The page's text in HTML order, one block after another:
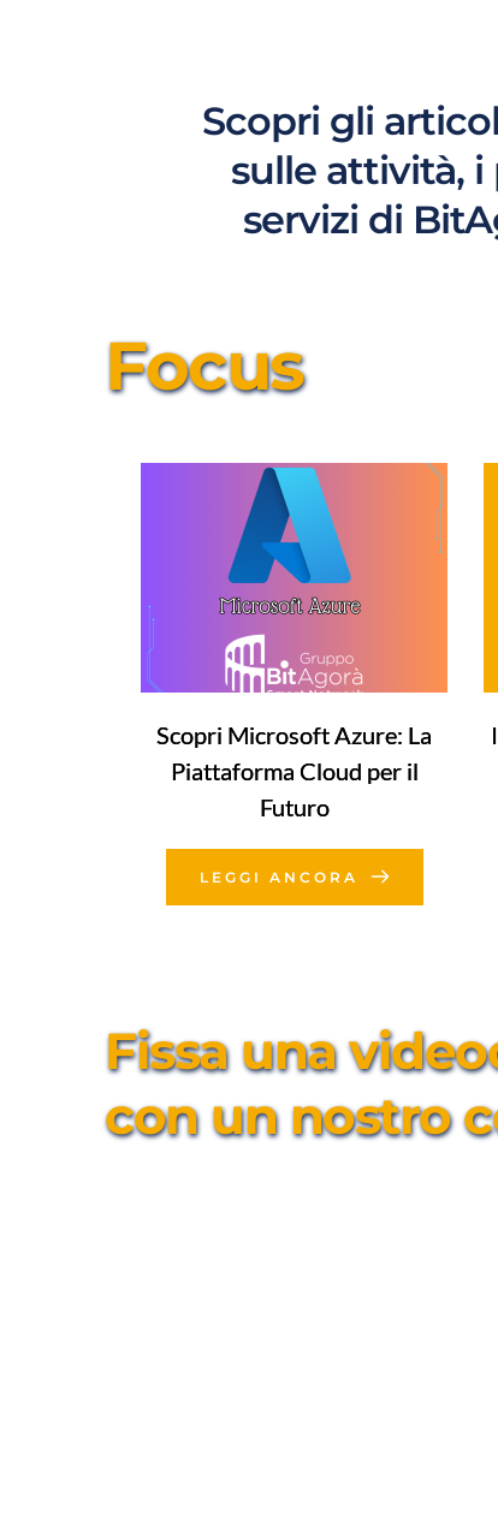
Scopri gli
sulle attività,
servizi di
Focus
Scopri Microsoft Azure: La
Piattaforma Cloud per il
Futuro
LEGGI ANCORA
Fissa una
con un nostro